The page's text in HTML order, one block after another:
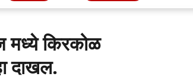
किरकोळ
दाखल.